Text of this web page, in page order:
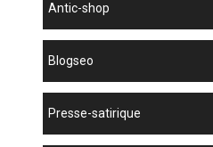
antic-shop
blogseo
presse-satirique